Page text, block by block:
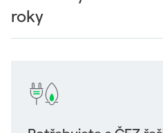
roky